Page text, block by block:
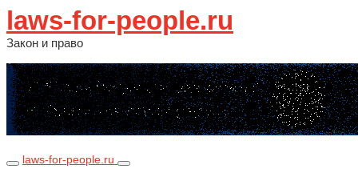
laws-for-people.ru
Закон и право
laws-for-people.ru